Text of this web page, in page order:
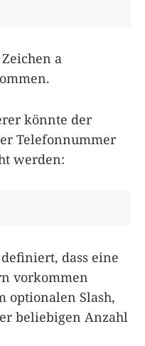
a
könnte der
Telefonnummer
werden:
dass eine
vorkommen
optionalen Slash,
beliebigen Anzahl